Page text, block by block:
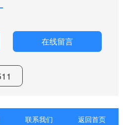
在线留言
联系我们 返回首页